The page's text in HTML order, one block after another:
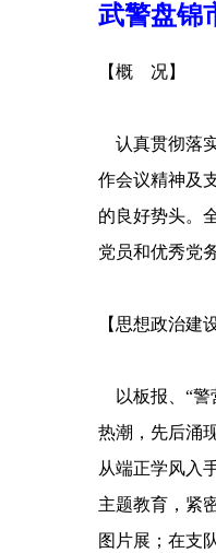
武警盘锦
【概 况】
认真贯彻落
作会议精神及
的良好势头。
党员和优秀党
【思想政治建
以板报、“警
热潮，先后涌
从端正学风入
主题教育，紧
图片展；在支